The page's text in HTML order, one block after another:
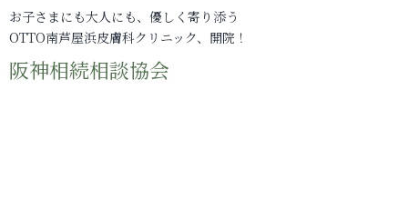
お子さまにも大人にも、優しく寄り添う
OTTO南芦屋浜皮膚科クリニック、開院！
阪神相続相談協会